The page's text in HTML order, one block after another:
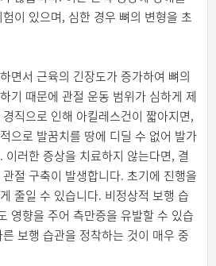
이 있으며, 심한 경우 뼈의 변형을 초
면서 근육의 긴장도가 증가하여 뼈의
기 때문에 관절 운동 범위가 심하게 제
직으로 인해 아킬레스건이 짧아지면,
으로 발꿈치를 땅에 디딜 수 없어 발가
이러한 증상을 치료하지 않는다면, 결
절 구축이 발생합니다. 초기에 진행을
줄일 수 있습니다. 비정상적 보행 습
영향을 주어 측만증을 유발할 수 있습
보행 습관을 정착하는 것이 매우 중